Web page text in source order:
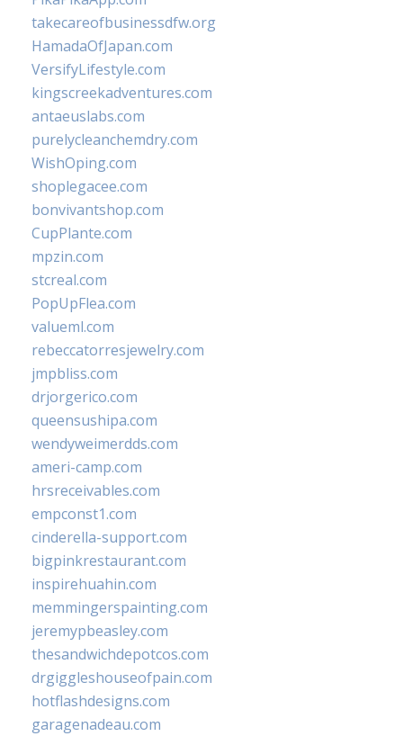
takecareofbusinessdfw.org
HamadaOfJapan.com
VersifyLifestyle.com
kingscreekadventures.com
antaeuslabs.com
purelycleanchemdry.com
WishOping.com
shoplegacee.com
bonvivantshop.com
CupPlante.com
mpzin.com
stcreal.com
PopUpFlea.com
valueml.com
rebeccatorresjewelry.com
jmpbliss.com
drjorgerico.com
queensushipa.com
wendyweimerdds.com
ameri-camp.com
hrsreceivables.com
empconst1.com
cinderella-support.com
bigpinkrestaurant.com
inspirehuahin.com
memmingerspainting.com
jeremypbeasley.com
thesandwichdepotcos.com
drgiggleshouseofpain.com
hotflashdesigns.com
garagenadeau.com